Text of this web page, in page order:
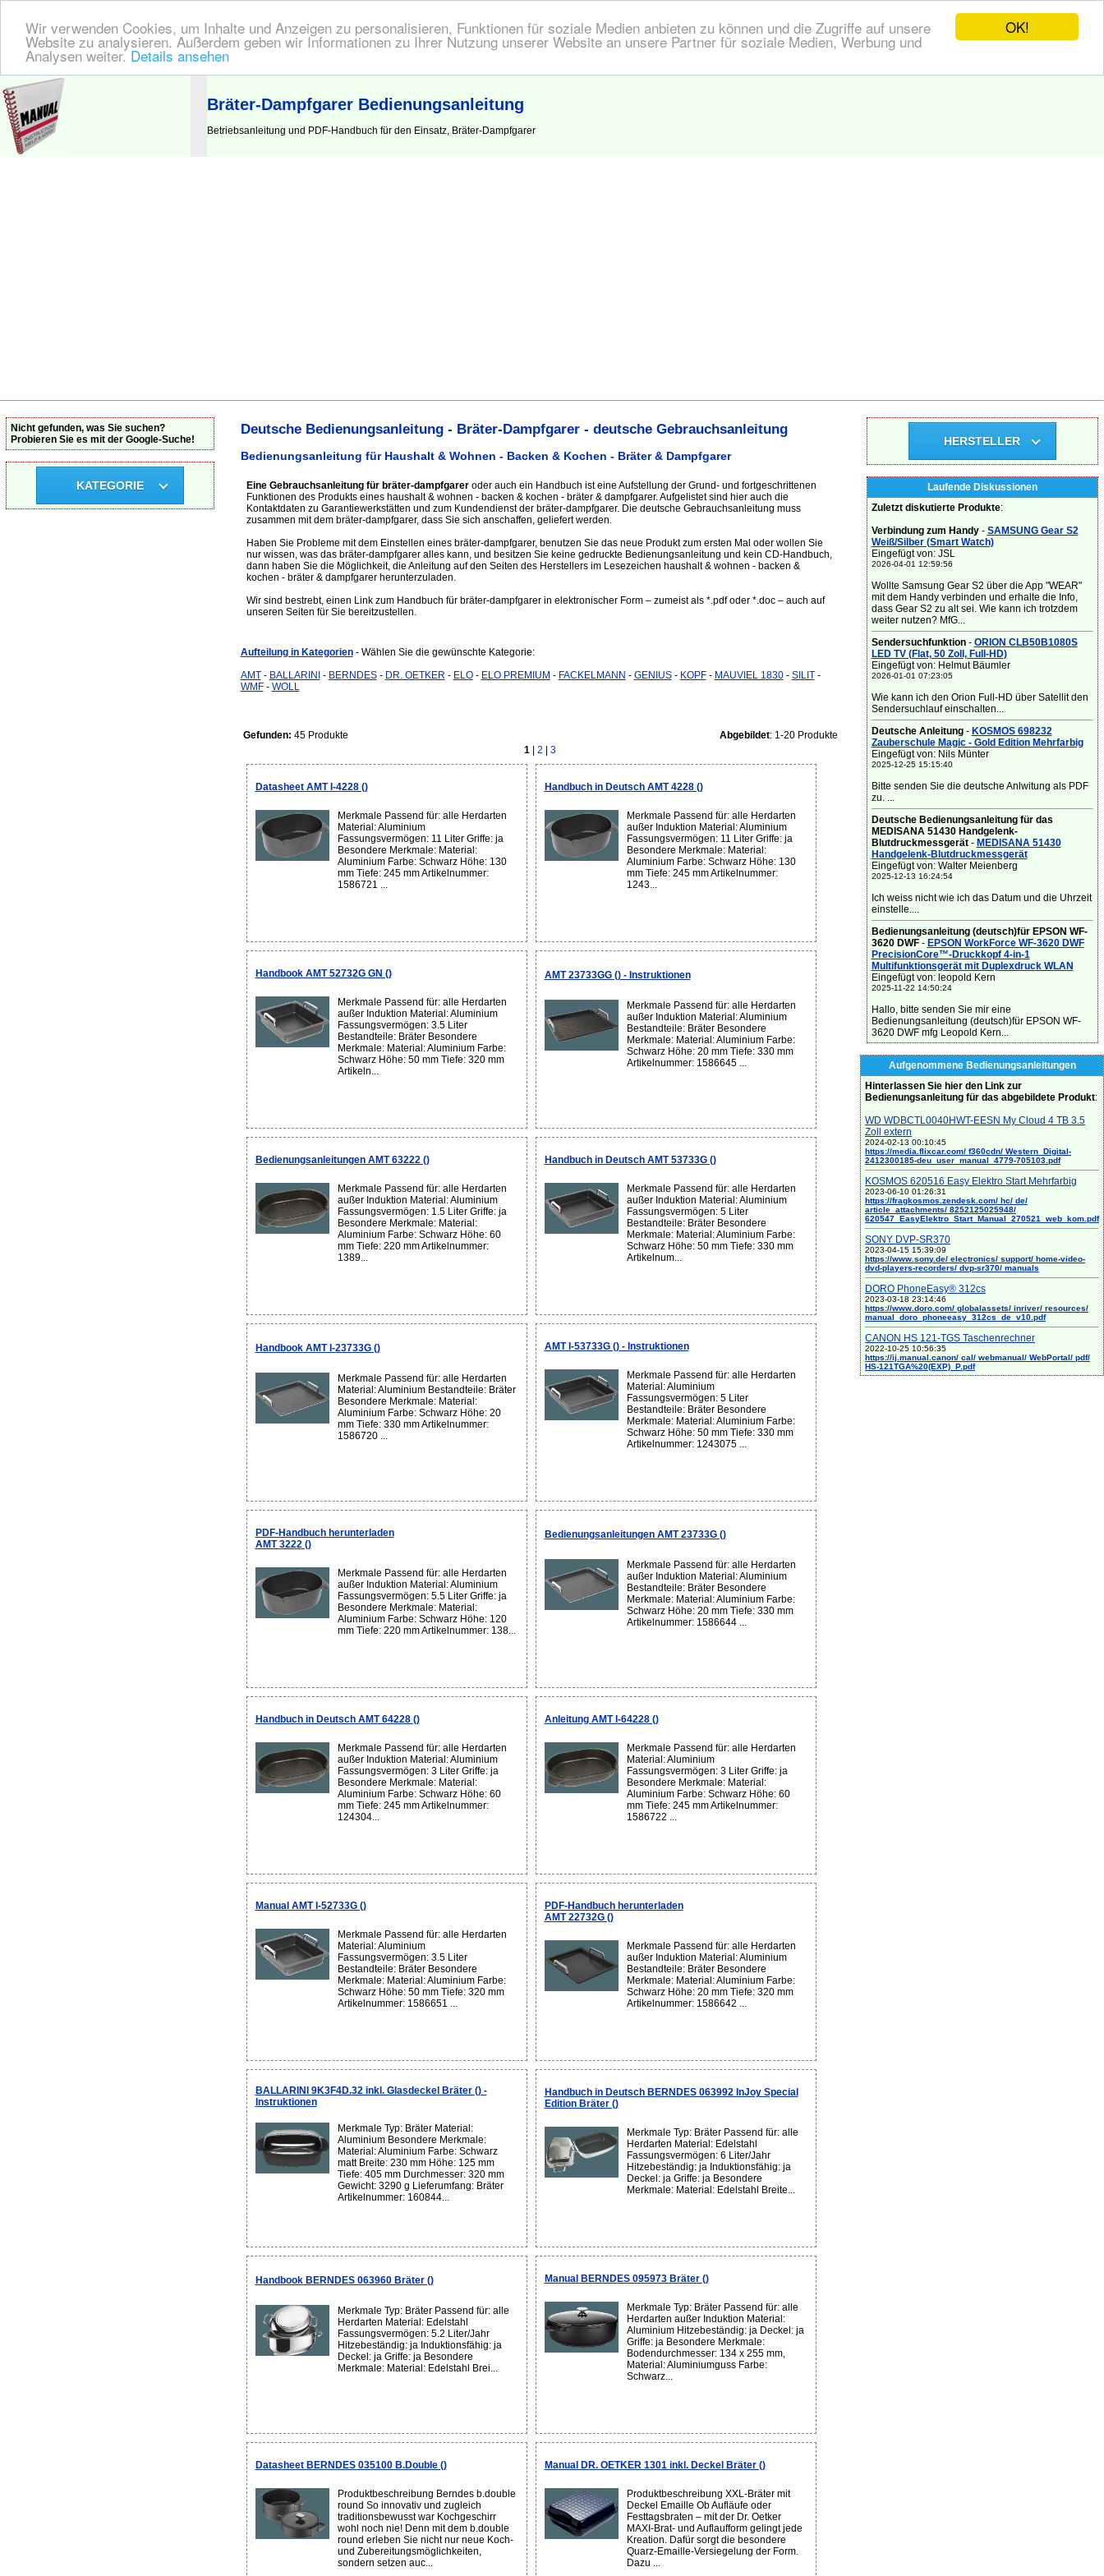
OK!
Wir verwenden Cookies, um Inhalte und Anzeigen zu personalisieren, Funktionen für soziale Medien anbieten zu können und die Zugriffe auf unsere
Website zu analysieren. Außerdem geben wir Informationen zu Ihrer Nutzung unserer Website an unsere Partner für soziale Medien, Werbung und
Analysen weiter. Details ansehen
BEDIENUNGSANLEITUNG | Hier finden Sie die deutsche Anleitung!
Bräter-Dampfgarer Bedienungsanleitung
Betriebsanleitung und PDF-Handbuch für den Einsatz, Bräter-Dampfgarer
Deutsche Bedienungsanleitung - Bräter-Dampfgarer - deutsche Gebrauchsanleitung
Bedienungsanleitung für Haushalt & Wohnen - Backen & Kochen - Bräter & Dampfgarer
Eine Gebrauchsanleitung für bräter-dampfgareroder auch ein Handbuch ist eine Aufstellung der Grund- und fortgeschrittenen
Funktionen des Produkts eines haushalt & wohnen - backen & kochen - bräter & dampfgarer. Aufgelistet sind hier auch die
Kontaktdaten zu Garantiewerkstätten und zum Kundendienst der bräter-dampfgarer. Die deutsche Gebrauchsanleitung muss
zusammen mit dem bräter-dampfgarer, dass Sie sich anschaffen, geliefert werden.
Haben Sie Probleme mit dem Einstellen eines bräter-dampfgarer, benutzen Sie das neue Produkt zum ersten Mal oder wollen Sie
nur wissen, was das bräter-dampfgarer alles kann, und besitzen Sie keine gedruckte Bedienungsanleitung und kein CD-Handbuch,
dann haben Sie die Möglichkeit, die Anleitung auf den Seiten des Herstellers im Lesezeichen haushalt & wohnen - backen &
kochen - bräter & dampfgarer herunterzuladen.
Wir sind bestrebt, einen Link zum Handbuch für bräter-dampfgarer in elektronischer Form – zumeist als *.pdf oder *.doc – auch auf
unseren Seiten für Sie bereitzustellen.
Aufteilung in Kategorien - Wählen Sie die gewünschte Kategorie:
AMT- BALLARINI - BERNDES- DR. OETKER - ELO- ELO PREMIUM - FACKELMANN - GENIUS- KOPF- MAUVIEL 1830- SILIT-
WMF- WOLL
Gefunden: 45 Produkte Abgebildet: 1-20 Produkte
1
2 3
Datasheet AMT I-4228 ()
Merkmale Passend für: alle Herdarten
Material: Aluminium
Fassungsvermögen: 11 Liter Griffe: ja
Besondere Merkmale: Material:
Aluminium Farbe: Schwarz Höhe: 130
mm Tiefe: 245 mm Artikelnummer:
1586721 ...
Handbuch in Deutsch AMT 4228 ()
Merkmale Passend für: alle Herdarten
außer Induktion Material: Aluminium
Fassungsvermögen: 11 Liter Griffe: ja
Besondere Merkmale: Material:
Aluminium Farbe: Schwarz Höhe: 130
mm Tiefe: 245 mm Artikelnummer:
1243...
Handbook AMT 52732G GN ()
Merkmale Passend für: alle Herdarten
außer Induktion Material: Aluminium
Fassungsvermögen: 3.5 Liter
Bestandteile: Bräter Besondere
Merkmale: Material: Aluminium Farbe:
Schwarz Höhe: 50 mm Tiefe: 320 mm
Artikeln...
AMT 23733GG () - Instruktionen
Merkmale Passend für: alle Herdarten
außer Induktion Material: Aluminium
Bestandteile: Bräter Besondere
Merkmale: Material: Aluminium Farbe:
Schwarz Höhe: 20 mm Tiefe: 330 mm
Artikelnummer: 1586645 ...
Bedienungsanleitungen AMT 63222 ()
Merkmale Passend für: alle Herdarten
außer Induktion Material: Aluminium
Fassungsvermögen: 1.5 Liter Griffe: ja
Besondere Merkmale: Material:
Aluminium Farbe: Schwarz Höhe: 60
mm Tiefe: 220 mm Artikelnummer:
1389...
Handbuch in Deutsch AMT 53733G ()
Merkmale Passend für: alle Herdarten
außer Induktion Material: Aluminium
Fassungsvermögen: 5 Liter
Bestandteile: Bräter Besondere
Merkmale: Material: Aluminium Farbe:
Schwarz Höhe: 50 mm Tiefe: 330 mm
Artikelnum...
Handbook AMT I-23733G ()
Merkmale Passend für: alle Herdarten
Material: Aluminium Bestandteile: Bräter
Besondere Merkmale: Material:
Aluminium Farbe: Schwarz Höhe: 20
mm Tiefe: 330 mm Artikelnummer:
1586720 ...
AMT I-53733G () - Instruktionen
Merkmale Passend für: alle Herdarten
Material: Aluminium
Fassungsvermögen: 5 Liter
Bestandteile: Bräter Besondere
Merkmale: Material: Aluminium Farbe:
Schwarz Höhe: 50 mm Tiefe: 330 mm
Artikelnummer: 1243075 ...
PDF-Handbuch herunterladen
AMT 3222 ()
Merkmale Passend für: alle Herdarten
außer Induktion Material: Aluminium
Fassungsvermögen: 5.5 Liter Griffe: ja
Besondere Merkmale: Material:
Aluminium Farbe: Schwarz Höhe: 120
mm Tiefe: 220 mm Artikelnummer: 138...
Bedienungsanleitungen AMT 23733G ()
Merkmale Passend für: alle Herdarten
außer Induktion Material: Aluminium
Bestandteile: Bräter Besondere
Merkmale: Material: Aluminium Farbe:
Schwarz Höhe: 20 mm Tiefe: 330 mm
Artikelnummer: 1586644 ...
Handbuch in Deutsch AMT 64228 ()
Merkmale Passend für: alle Herdarten
außer Induktion Material: Aluminium
Fassungsvermögen: 3 Liter Griffe: ja
Besondere Merkmale: Material:
Aluminium Farbe: Schwarz Höhe: 60
mm Tiefe: 245 mm Artikelnummer:
124304...
Anleitung AMT I-64228 ()
Merkmale Passend für: alle Herdarten
Material: Aluminium
Fassungsvermögen: 3 Liter Griffe: ja
Besondere Merkmale: Material:
Aluminium Farbe: Schwarz Höhe: 60
mm Tiefe: 245 mm Artikelnummer:
1586722 ...
Manual AMT I-52733G ()
Merkmale Passend für: alle Herdarten
Material: Aluminium
Fassungsvermögen: 3.5 Liter
Bestandteile: Bräter Besondere
Merkmale: Material: Aluminium Farbe:
Schwarz Höhe: 50 mm Tiefe: 320 mm
Artikelnummer: 1586651 ...
PDF-Handbuch herunterladen
AMT 22732G ()
Merkmale Passend für: alle Herdarten
außer Induktion Material: Aluminium
Bestandteile: Bräter Besondere
Merkmale: Material: Aluminium Farbe:
Schwarz Höhe: 20 mm Tiefe: 320 mm
Artikelnummer: 1586642 ...
BALLARINI 9K3F4D.32 inkl. Glasdeckel Bräter () -
Instruktionen
Merkmale Typ: Bräter Material:
Aluminium Besondere Merkmale:
Material: Aluminium Farbe: Schwarz
matt Breite: 230 mm Höhe: 125 mm
Tiefe: 405 mm Durchmesser: 320 mm
Gewicht: 3290 g Lieferumfang: Bräter
Artikelnummer: 160844...
Handbuch in Deutsch BERNDES 063992 InJoy Special
Edition Bräter ()
Merkmale Typ: Bräter Passend für: alle
Herdarten Material: Edelstahl
Fassungsvermögen: 6 Liter/Jahr
Hitzebeständig: ja Induktionsfähig: ja
Deckel: ja Griffe: ja Besondere
Merkmale: Material: Edelstahl Breite...
Handbook BERNDES 063960 Bräter ()
Merkmale Typ: Bräter Passend für: alle
Herdarten Material: Edelstahl
Fassungsvermögen: 5.2 Liter/Jahr
Hitzebeständig: ja Induktionsfähig: ja
Deckel: ja Griffe: ja Besondere
Merkmale: Material: Edelstahl Brei...
Manual BERNDES 095973 Bräter ()
Merkmale Typ: Bräter Passend für: alle
Herdarten außer Induktion Material:
Aluminium Hitzebeständig: ja Deckel: ja
Griffe: ja Besondere Merkmale:
Bodendurchmesser: 134 x 255 mm,
Material: Aluminiumguss Farbe:
Schwarz...
Datasheet BERNDES 035100 B.Double ()
Produktbeschreibung Berndes b.double
round So innovativ und zugleich
traditionsbewusst war Kochgeschirr
wohl noch nie! Denn mit dem b.double
round erleben Sie nicht nur neue Koch-
und Zubereitungsmöglichkeiten,
sondern setzen auc...
Manual DR. OETKER 1301 inkl. Deckel Bräter ()
Produktbeschreibung XXL-Bräter mit
Deckel Emaille Ob Aufläufe oder
Festtagsbraten – mit der Dr. Oetker
MAXI-Brat- und Auflaufform gelingt jede
Kreation. Dafür sorgt die besondere
Quarz-Emaille-Versiegelung der Form.
Dazu ...
Nicht gefunden, was Sie suchen?
Probieren Sie es mit der Google-Suche!
KATEGORIE
HERSTELLER
Laufende Diskussionen
Zuletzt diskutierte Produkte:
Verbindung zum Handy- SAMSUNG Gear S2
Weiß/Silber (Smart Watch)
Eingefügt von: JSL
2026-04-01 12:59:56
Wollte Samsung Gear S2 über die App "WEAR"
mit dem Handy verbinden und erhalte die Info,
dass Gear S2 zu alt sei. Wie kann ich trotzdem
weiter nutzen? MfG...
Sendersuchfunktion- ORION CLB50B1080S
LED TV (Flat, 50 Zoll, Full-HD)
Eingefügt von: Helmut Bäumler
2026-01-01 07:23:05
Wie kann ich den Orion Full-HD über Satellit den
Sendersuchlauf einschalten...
Deutsche Anleitung- KOSMOS 698232
Zauberschule Magic - Gold Edition Mehrfarbig
Eingefügt von: Nils Münter
2025-12-25 15:15:40
Bitte senden Sie die deutsche Anlwitung als PDF
zu. ...
Deutsche Bedienungsanleitung für das
MEDISANA 51430 Handgelenk-
Blutdruckmessgerät- MEDISANA 51430
Handgelenk-Blutdruckmessgerät
Eingefügt von: Walter Meienberg
2025-12-13 16:24:54
Ich weiss nicht wie ich das Datum und die Uhrzeit
einstelle....
Bedienungsanleitung (deutsch)für EPSON WF-
3620 DWF- EPSON WorkForce WF-3620 DWF
PrecisionCore™-Druckkopf 4-in-1
Multifunktionsgerät mit Duplexdruck WLAN
Eingefügt von: leopold Kern
2025-11-22 14:50:24
Hallo, bitte senden Sie mir eine
Bedienungsanleitung (deutsch)für EPSON WF-
3620 DWF mfg Leopold Kern...
Aufgenommene Bedienungsanleitungen
Hinterlassen Sie hier den Link zur
Bedienungsanleitung für das abgebildete Produkt:
WD WDBCTL0040HWT-EESN My Cloud 4 TB 3.5
Zoll extern
2024-02-13 00:10:45
https://media.flixcar.com/ f360cdn/ Western_Digital-
2412300185-deu_user_manual_4779-705103.pdf
KOSMOS 620516 Easy Elektro Start Mehrfarbig
2023-06-10 01:26:31
https://fragkosmos.zendesk.com/ hc/ de/
article_attachments/ 8252125025948/
620547_EasyElektro_Start_Manual_270521_web_kom.pdf
SONY DVP-SR370
2023-04-15 15:39:09
https://www.sony.de/ electronics/ support/ home-video-
dvd-players-recorders/ dvp-sr370/ manuals
DORO PhoneEasy® 312cs
2023-03-18 23:14:46
https://www.doro.com/ globalassets/ inriver/ resources/
manual_doro_phoneeasy_312cs_de_v10.pdf
CANON HS 121-TGS Taschenrechner
2022-10-25 10:56:35
https://ij.manual.canon/ cal/ webmanual/ WebPortal/ pdf/
HS-121TGA%20(EXP)_P.pdf